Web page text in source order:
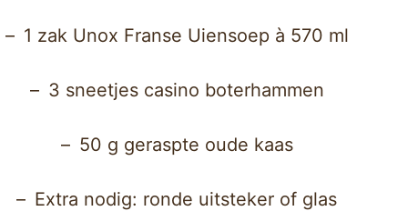
1 zak Unox Franse Uiensoep à 570 ml
3 sneetjes casino boterhammen
50 g geraspte oude kaas
Extra nodig: ronde uitsteker of glas